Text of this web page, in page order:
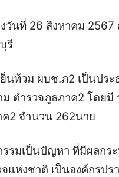
วันที่ 26 สิงหาคม
รี
นท้วม ผบช.ภ2 เป็นประ
ตำรวจภูธภาค2 โดย
2 จำนวน 262นาย
รมเป็นปัญหา ที่มีผลกร
แห่งชาติ เป็นองค์กรป